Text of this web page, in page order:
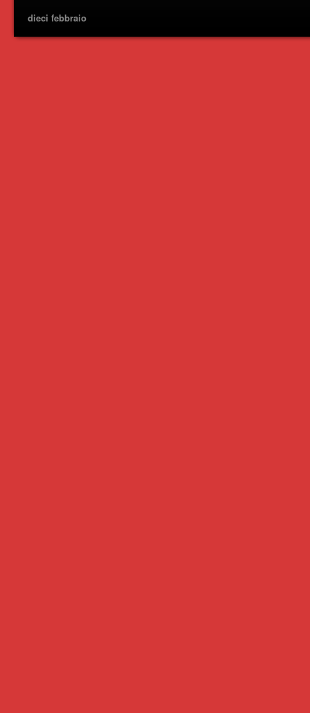
dieci febbraio